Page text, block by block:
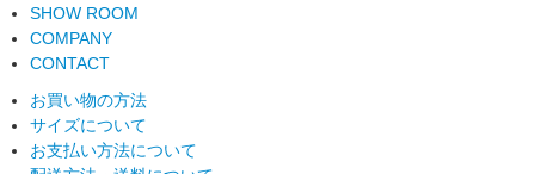
SHOW ROOM
COMPANY
CONTACT
お買い物の方法
サイズについて
お支払い方法について